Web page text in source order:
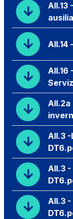
All.13
All.14
All.16
All.2a
All.3 -
All.3 -
All.3 -